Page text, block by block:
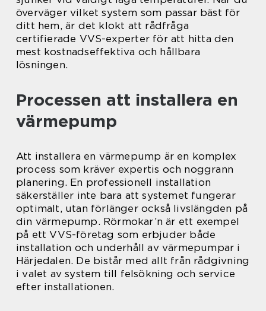
överväger vilket system som passar bäst för
ditt hem, är det klokt att rådfråga
certifierade VVS-experter för att hitta den
mest kostnadseffektiva och hållbara
lösningen.
Processen att installera en
värmepump
Att installera en värmepump är en komplex
process som kräver expertis och noggrann
planering. En professionell installation
säkerställer inte bara att systemet fungerar
optimalt, utan förlänger också livslängden på
din värmepump. Rörmokar’n är ett exempel
på ett VVS-företag som erbjuder både
installation och underhåll av värmepumpar i
Härjedalen. De bistår med allt från rådgivning
i valet av system till felsökning och service
efter installationen.